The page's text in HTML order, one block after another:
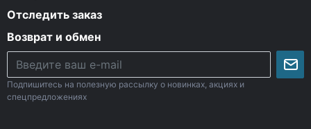
Отследить заказ
Возврат и обмен
Подпишитесь на полезную рассылку о новинках, акциях и
спецпредложениях